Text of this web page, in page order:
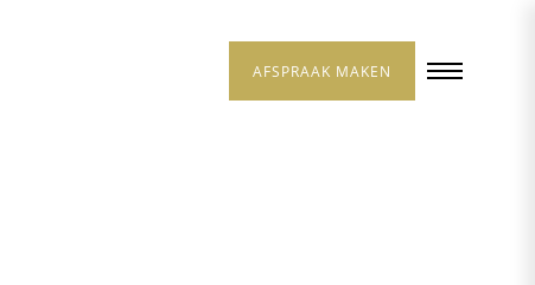
AFSPRAAK MAKEN